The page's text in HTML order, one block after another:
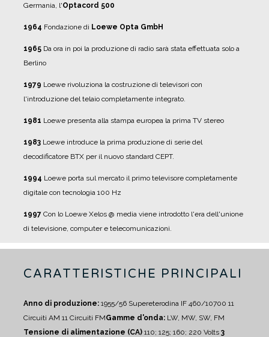
Germania, l'Optacord 500
1964 Fondazione di Loewe Opta GmbH
1965 Da ora in poi la produzione di radio sarà stata effettuata solo a
Berlino
1979 Loewe rivoluziona la costruzione di televisori con
l'introduzione del telaio completamente integrato.
1981 Loewe presenta alla stampa europea la prima TV stereo
1983 Loewe introduce la prima produzione di serie del
decodificatore BTX per il nuovo standard CEPT.
1994 Loewe porta sul mercato il primo televisore completamente
digitale con tecnologia 100 Hz
1997 Con lo Loewe Xelos @ media viene introdotto l'era dell'unione
di televisione, computer e telecomunicazioni.
CARATTERISTICHE PRINCIPALI
Anno di produzione: 1955/56 Supereterodina IF 460/10700 11
Circuiti AM 11 Circuiti FMGamme d'onda: LW, MW, SW, FM
Tensione di alimentazione (CA) 110; 125; 160; 220 Volts 3